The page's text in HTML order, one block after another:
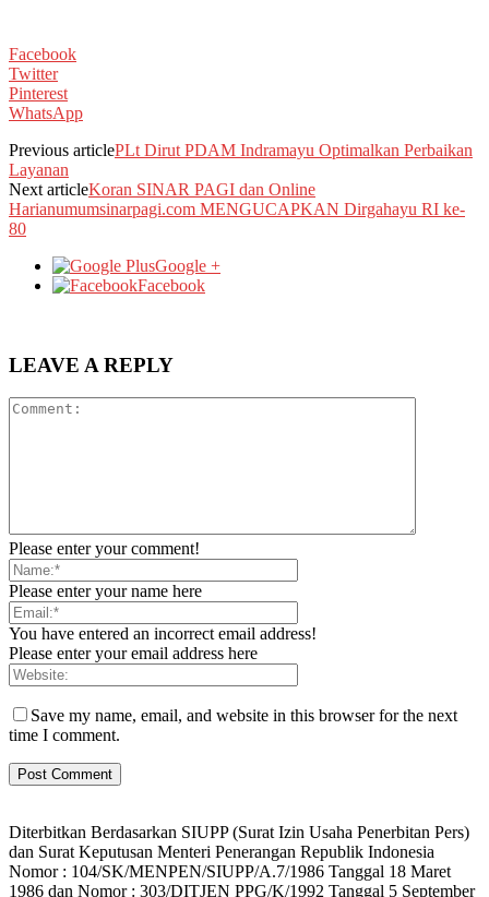
Facebook
Twitter
Pinterest
WhatsApp
Previous articlePLt Dirut PDAM Indramayu Optimalkan Perbaikan
Layanan
Next articleKoran SINAR PAGI dan Online
Harianumumsinarpagi.com MENGUCAPKAN Dirgahayu RI ke-
80
Google +
Facebook
LEAVE A REPLY
Please enter your comment!
Please enter your name here
You have entered an incorrect email address!
Please enter your email address here
Save my name, email, and website in this browser for the next
time I comment.
Diterbitkan Berdasarkan SIUPP (Surat Izin Usaha Penerbitan Pers)
dan Surat Keputusan Menteri Penerangan Republik Indonesia
Nomor : 104/SK/MENPEN/SIUPP/A.7/1986 Tanggal 18 Maret
1986 dan Nomor : 303/DITJEN PPG/K/1992 Tanggal 5 September